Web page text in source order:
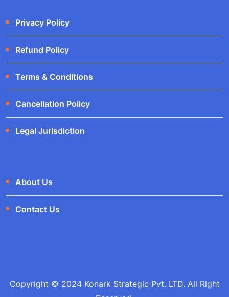
Privacy Policy
Refund Policy
Terms & Conditions
Cancellation Policy
Legal Jurisdiction
About Us
Contact Us
Copyright © 2024 Konark Strategic Pvt. LTD. All Right